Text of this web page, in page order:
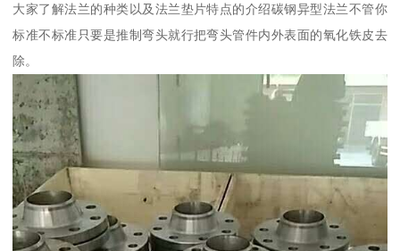
大家了解法兰的种类以及法兰垫片特点的介绍碳钢异型法兰不管你
标准不标准只要是推制弯头就行把弯头管件内外表面的氧化铁皮去
除。